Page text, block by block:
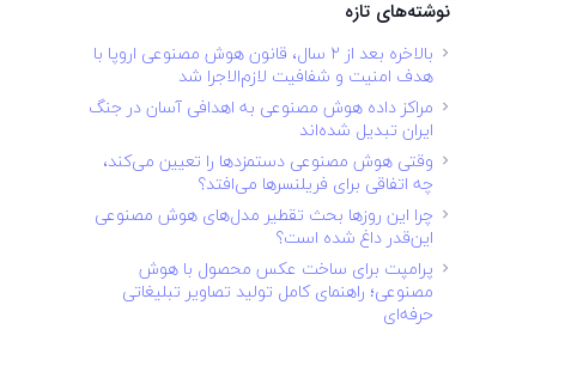
نوشته‌های تازه
بالاخره بعد از ۲ سال، قانون هوش مصنوعی اروپا با
هدف امنیت و شفافیت لازم‌الاجرا شد
مراکز داده هوش مصنوعی به اهدافی آسان در جنگ
ایران تبدیل شده‌اند
وقتی هوش مصنوعی دستمزدها را تعیین می‌کند،
چه اتفاقی برای فریلنسرها می‌افتد؟
چرا این روزها بحث تقطیر مدل‌های هوش مصنوعی
این‌قدر داغ شده است؟
پرامپت برای ساخت عکس محصول با هوش
مصنوعی؛ راهنمای کامل تولید تصاویر تبلیغاتی
حرفه‌ای